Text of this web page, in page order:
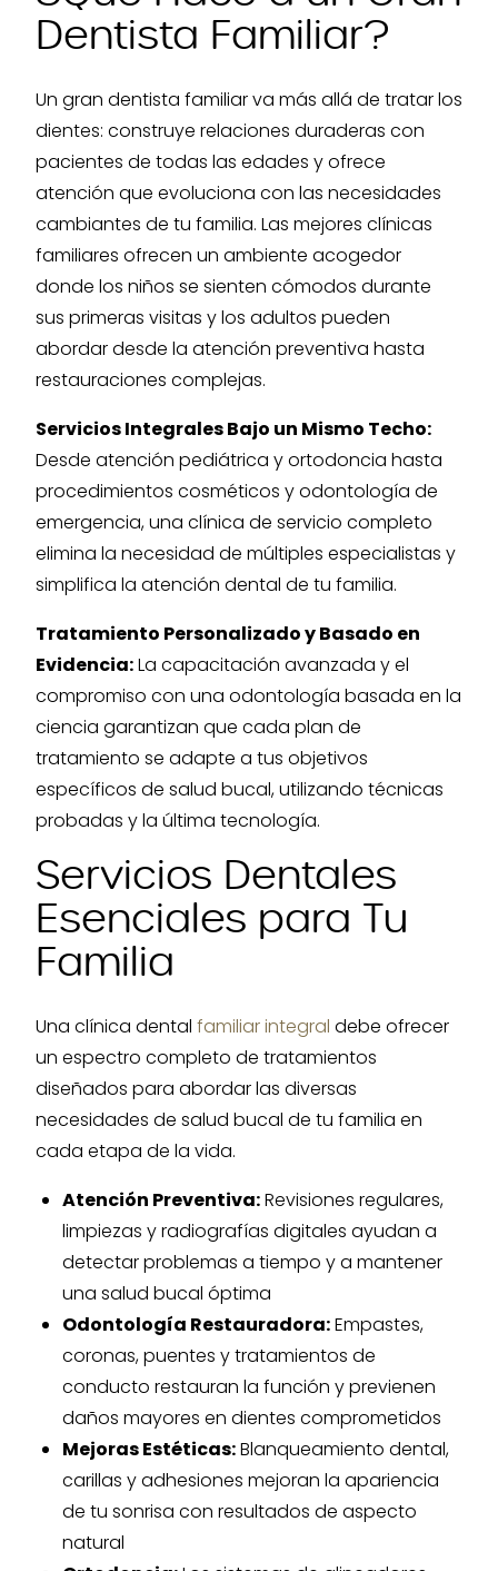
Dentista Familiar?
Un gran dentista familiar va más allá de tratar los
dientes: construye relaciones duraderas con
pacientes de todas las edades y ofrece
atención que evoluciona con las necesidades
cambiantes de tu familia. Las mejores clínicas
familiares ofrecen un ambiente acogedor
donde los niños se sienten cómodos durante
sus primeras visitas y los adultos pueden
abordar desde la atención preventiva hasta
restauraciones complejas.
Servicios Integrales Bajo un Mismo Techo:
Desde atención pediátrica y ortodoncia hasta
procedimientos cosméticos y odontología de
emergencia, una clínica de servicio completo
elimina la necesidad de múltiples especialistas y
simplifica la atención dental de tu familia.
Tratamiento Personalizado y Basado en
Evidencia:La capacitación avanzada y el
compromiso con una odontología basada en la
ciencia garantizan que cada plan de
tratamiento se adapte a tus objetivos
específicos de salud bucal, utilizando técnicas
probadas y la última tecnología.
Servicios Dentales
Esenciales para Tu
Familia
Una clínica dental familiar integral debe ofrecer
un espectro completo de tratamientos
diseñados para abordar las diversas
necesidades de salud bucal de tu familia en
cada etapa de la vida.
Atención Preventiva:Revisiones regulares,
limpiezas y radiografías digitales ayudan a
detectar problemas a tiempo y a mantener
una salud bucal óptima
Odontología Restauradora:Empastes,
coronas, puentes y tratamientos de
conducto restauran la función y previenen
daños mayores en dientes comprometidos
Mejoras Estéticas:Blanqueamiento dental,
carillas y adhesiones mejoran la apariencia
de tu sonrisa con resultados de aspecto
natural